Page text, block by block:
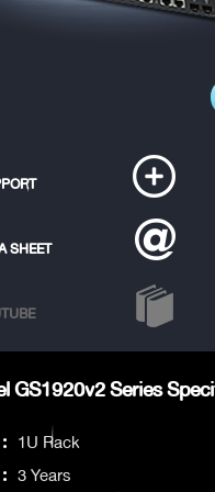
SHEET
GS1920v2 Series
1U Rack
3 Years